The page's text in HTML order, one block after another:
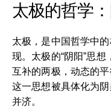
太极的哲学
太极，是中国哲学中
现。太极的“阴阳”思
互补的两极，动态的
这一思想被具体化为
并济。